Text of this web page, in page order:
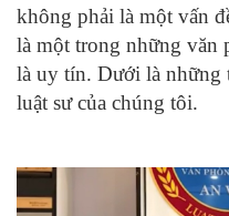
không phải là một vấn
là một trong những văn
là uy tín. Dưới là những
luật sư của chúng tôi.